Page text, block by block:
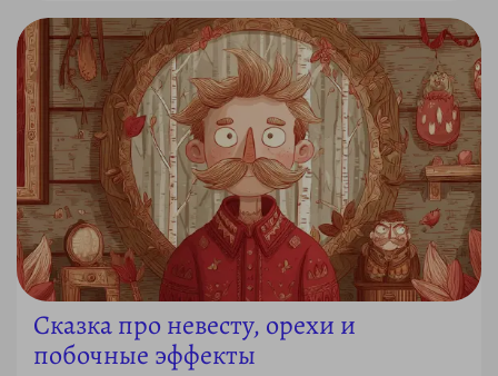
Сказка про невесту, орехи и
побочные эффекты